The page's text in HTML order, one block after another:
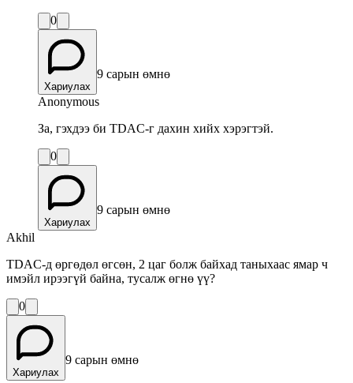
0
Хариулах
9 сарын өмнө
Anonymous
За, гэхдээ би TDAC-г дахин хийх хэрэгтэй.
0
Хариулах
9 сарын өмнө
Akhil
TDAC-д өргөдөл өгсөн, 2 цаг болж байхад таныхаас ямар ч
имэйл ирээгүй байна, тусалж өгнө үү?
0
Хариулах
9 сарын өмнө